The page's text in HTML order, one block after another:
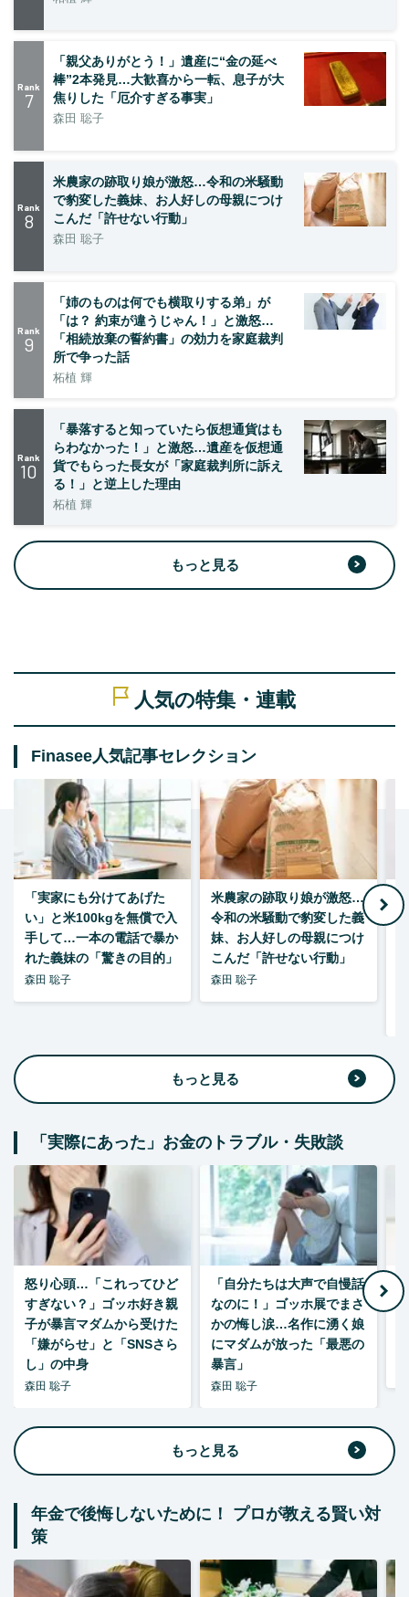
Rank
7
「親父ありがとう！」遺産に“金の延べ
棒”2本発見…大歓喜から一転、息子が大
焦りした「厄介すぎる事実」
森田 聡子
Rank
8
米農家の跡取り娘が激怒…令和の米騒動
で豹変した義妹、お人好しの母親につけ
こんだ「許せない行動」
森田 聡子
Rank
9
「姉のものは何でも横取りする弟」が
「は？ 約束が違うじゃん！」と激怒…
「相続放棄の誓約書」の効力を家庭裁判
所で争った話
柘植 輝
Rank
10
「暴落すると知っていたら仮想通貨はも
らわなかった！」と激怒…遺産を仮想通
貨でもらった長女が「家庭裁判所に訴え
る！」と逆上した理由
柘植 輝
もっと見る
人気の特集・連載
Finasee人気記事セレクション
「実家にも分けてあげた
い」と米100kgを無償で入
手して…一本の電話で暴か
れた義妹の「驚きの目的」
森田 聡子
米農家の跡取り娘が激怒…
令和の米騒動で豹変した義
妹、お人好しの母親につけ
こんだ「許せない行動」
森田 聡子
もっと見る
「実際にあった」お金のトラブル・失敗談
怒り心頭…「これってひど
すぎない？」ゴッホ好き親
子が暴言マダムから受けた
「嫌がらせ」と「SNSさら
し」の中身
森田 聡子
「自分たちは大声で自慢話
なのに！」ゴッホ展でまさ
かの悔し涙…名作に湧く娘
にマダムが放った「最悪の
暴言」
森田 聡子
もっと見る
年金で後悔しないために！ プロが教える賢い対
策